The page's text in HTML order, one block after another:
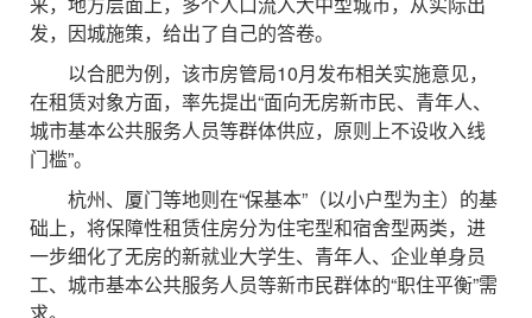
发，因城施策，给出了自己的答卷。
以合肥为例，该市房管局10月发布相关实施意见，
在租赁对象方面，率先提出“面向无房新市民、青年人、
城市基本公共服务人员等群体供应，原则上不设收入线
门槛”。
杭州、厦门等地则在“保基本”（以小户型为主）的基
础上，将保障性租赁住房分为住宅型和宿舍型两类，进
一步细化了无房的新就业大学生、青年人、企业单身员
工、城市基本公共服务人员等新市民群体的“职住平衡”需